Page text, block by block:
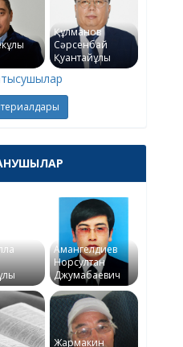
Құлманов
Сәрсенбай
Қуантайұлы
Амангелдиев
Норсултан
Джумабаевич
Жармакин